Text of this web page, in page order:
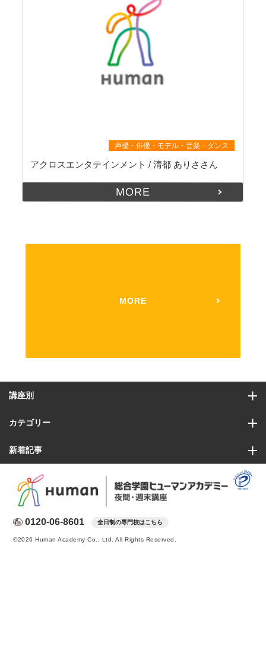
声優・俳優・モデル・音楽・ダンス
アクロスエンタテインメント / 清都 ありささん
MORE
MORE
講座別
カテゴリー
新着記事
0120-06-8601 全日制の専門校はこちら
©2026 Human Academy Co., Ltd. All Rights Reserved.